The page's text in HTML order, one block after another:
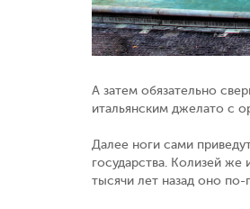
А затем обязательно
итальянским джелато с
Далее ноги сами
государства. Колизей
тысячи лет назад оно